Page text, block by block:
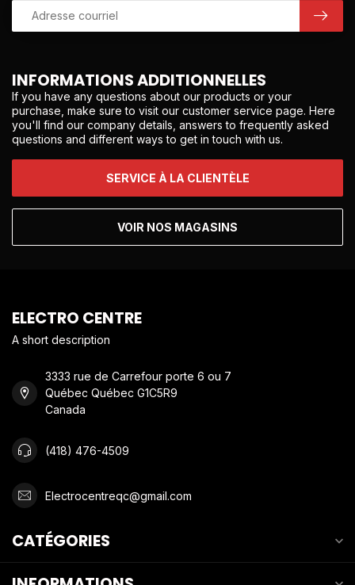
INFORMATIONS ADDITIONNELLES
If you have any questions about our products or your
purchase, make sure to visit our customer service page. Here
you'll find our company details, answers to frequently asked
questions and different ways to get in touch with us.
SERVICE À LA CLIENTÈLE
VOIR NOS MAGASINS
ELECTRO CENTRE
A short description
3333 rue de Carrefour porte 6 ou 7
Québec Québec G1C5R9
Canada
(418) 476-4509
Electrocentreqc@gmail.com
CATÉGORIES